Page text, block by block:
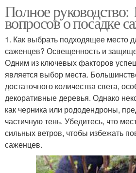
Полное
вопросов о посадке
1. Как выбрать подходящее место
саженцев? Освещенность и
Одним из ключевых факторов
является выбор места.
достаточного количества света,
декоративные деревья. Однако
как черника или рододендроны,
частичную тень. Убедитесь, что
сильных ветров, чтобы избежать
саженцев.